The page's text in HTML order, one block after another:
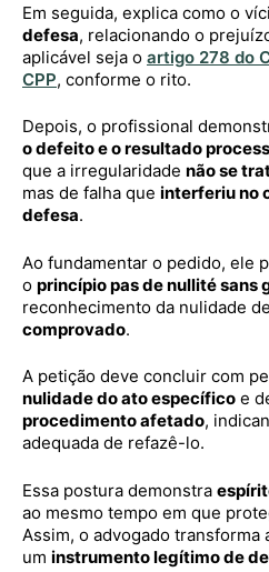
Em seguida, explica como o
defesa, relacionando o
aplicável seja o artigo 278 do
CPP, conforme o rito.
Depois, o profissional
o defeito e o resultado
que a irregularidade não se
mas de falha que interferiu no
defesa.
Ao fundamentar o pedido, ele
o princípio pas de nullité sans
reconhecimento da nulidade
comprovado.
A petição deve concluir com
nulidade do ato específico e
procedimento afetado,
adequada de refazê-lo.
Essa postura demonstra
ao mesmo tempo em que
Assim, o advogado transforma
um instrumento legítimo de